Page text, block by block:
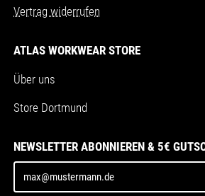
Vertrag widerrufen
ATLAS WORKWEAR STORE
Über uns
Store Dortmund
NEWSLETTER ABONNIEREN & 5€